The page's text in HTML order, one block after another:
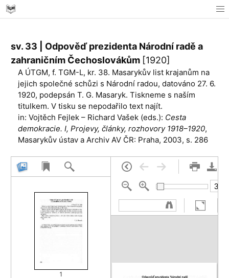
sv. 33 | Odpověď prezidenta Národní radě a
zahraničním Čechoslovákům [1920]
A ÚTGM, f. TGM-L, kr. 38. Masarykův list krajanům na
jejich společné schůzi s Národní radou, datováno 27. 6.
1920, podepsán T. G. Masaryk. Tiskneme s naším
titulkem. V tisku se nepodařilo text najít.
in: Vojtěch Fejlek – Richard Vašek (eds.): Cesta
demokracie. I, Projevy, články, rozhovory 1918–1920,
Masarykův ústav a Archiv AV ČR: Praha, 2003, s. 286